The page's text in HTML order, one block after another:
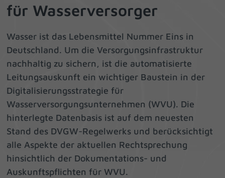
für Wasserversorger
Wasser ist das Lebensmittel Nummer Eins in
Deutschland. Um die Versorgungsinfrastruktur
nachhaltig zu sichern, ist die automatisierte
Leitungsauskunft ein wichtiger Baustein in der
Digitalisierungsstrategie für
Wasserversorgungsunternehmen (WVU). Die
hinterlegte Datenbasis ist auf dem neuesten
Stand des DVGW-Regelwerks und berücksichtigt
alle Aspekte der aktuellen Rechtsprechung
hinsichtlich der Dokumentations- und
Auskunftspflichten für WVU.